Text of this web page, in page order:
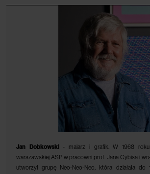
Jan Dobkowski
- malarz i grafik. W 1968
warszawskiej ASP w pracowni prof. Jana Cybisa i
utworzył grupę Neo-Neo-Neo, która działała do